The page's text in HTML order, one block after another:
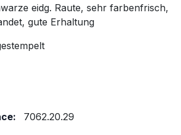
eidg. Raute, sehr farbenfrisch,
gute Erhaltung
7062.20.29